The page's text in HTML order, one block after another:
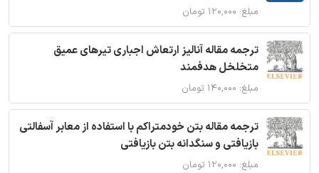
مبلغ: ۱۲۰,۰۰۰ تومان
ترجمه مقاله آنالیز ارتعاش اجباری تیرهای عمیق
متخلخل هدفمند
مبلغ: ۱۴۰,۰۰۰ تومان
ترجمه مقاله بتن خودمتراکم با استفاده از معابر آسفالتی
بازیافتی و سنگدانه بتن بازیافتی
مبلغ: ۱۲۰,۰۰۰ تومان